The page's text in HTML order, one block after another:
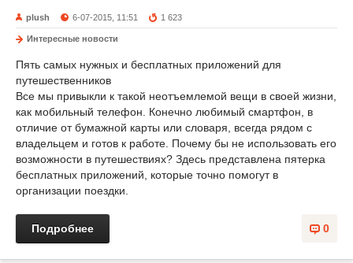
plush 6-07-2015, 11:51 1 623
Интересные новости
Пять самых нужных и бесплатных приложений для
путешественников
Все мы привыкли к такой неотъемлемой вещи в своей жизни,
как мобильный телефон. Конечно любимый смартфон, в
отличие от бумажной карты или словаря, всегда рядом с
владельцем и готов к работе. Почему бы не использовать его
возможности в путешествиях? Здесь представлена пятерка
бесплатных приложений, которые точно помогут в
организации поездки.
0
Подробнее